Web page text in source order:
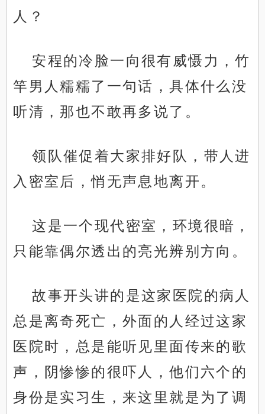
人？
安程的冷脸一向很有威慑力，竹
竿男人糯糯了一句话，具体什么没
听清，那也不敢再多说了。
领队催促着大家排好队，带人进
入密室后，悄无声息地离开。
这是一个现代密室，环境很暗，
只能靠偶尔透出的亮光辨别方向。
故事开头讲的是这家医院的病人
总是离奇死亡，外面的人经过这家
医院时，总是能听见里面传来的歌
声，阴惨惨的很吓人，他们六个的
身份是实习生，来这里就是为了调